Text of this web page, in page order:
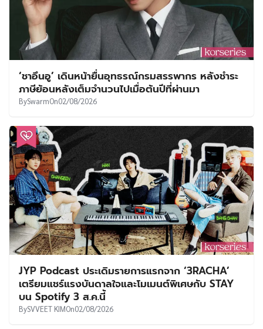
‘ชาอึนอู’ เดินหน้ายื่นอุทธรณ์กรมสรรพากร หลังชำระ
ภาษีย้อนหลังเต็มจำนวนไปเมื่อต้นปีที่ผ่านมา
BySwarmOn02/08/2026
JYP Podcast ประเดิมรายการแรกจาก ‘3RACHA’
เตรียมแชร์แรงบันดาลใจและโมเมนต์พิเศษกับ STAY
บน Spotify 3 ส.ค.นี้
BySVVEET KIMOn02/08/2026